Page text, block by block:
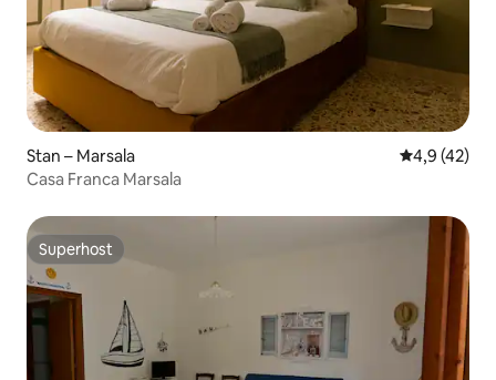
Stan – Marsala Prosječna
4,9 (42)
Casa Franca Marsala
Superhost
Superhost